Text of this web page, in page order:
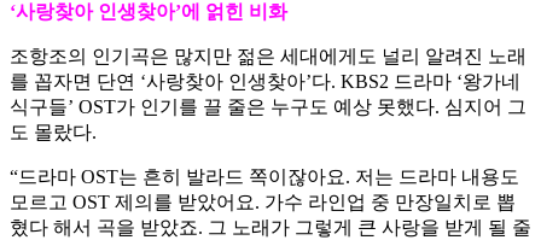
‘사랑찾아 인생찾아’에 얽힌 비화
조항조의 인기곡은 많지만 젊은 세대에게도 널리 알려진 노래
를 꼽자면 단연 ‘사랑찾아 인생찾아’다. KBS2 드라마 ‘왕가네
식구들’ OST가 인기를 끌 줄은 누구도 예상 못했다. 심지어 그
도 몰랐다.
“드라마 OST는 흔히 발라드 쪽이잖아요. 저는 드라마 내용도
모르고 OST 제의를 받았어요. 가수 라인업 중 만장일치로 뽑
혔다 해서 곡을 받았죠. 그 노래가 그렇게 큰 사랑을 받게 될 줄